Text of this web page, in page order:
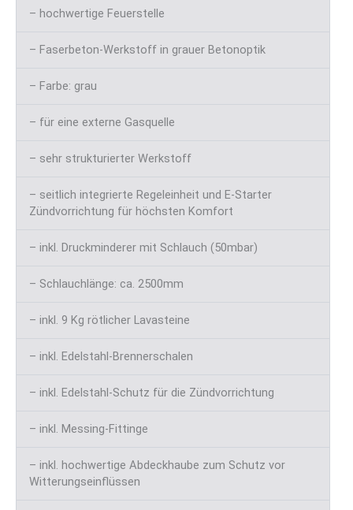
– hochwertige Feuerstelle
– Faserbeton-Werkstoff in grauer Betonoptik
– Farbe: grau
– für eine externe Gasquelle
– sehr strukturierter Werkstoff
– seitlich integrierte Regeleinheit und E-Starter
Zündvorrichtung für höchsten Komfort
– inkl. Druckminderer mit Schlauch (50mbar)
– Schlauchlänge: ca. 2500mm
– inkl. 9 Kg rötlicher Lavasteine
– inkl. Edelstahl-Brennerschalen
– inkl. Edelstahl-Schutz für die Zündvorrichtung
– inkl. Messing-Fittinge
– inkl. hochwertige Abdeckhaube zum Schutz vor
Witterungseinflüssen